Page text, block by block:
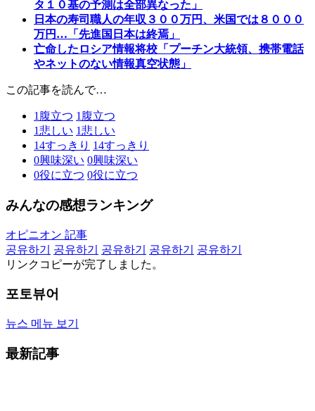
タ１０基の予測は全部異なった」
日本の寿司職人の年収３００万円、米国では８０００
万円…「先進国日本は終焉」
亡命したロシア情報将校「プーチン大統領、携帯電話
やネットのない情報真空状態」
この記事を読んで…
1 腹立つ 1 腹立つ
1悲しい 1悲しい
14すっきり 14すっきり
0興味深い 0興味深い
0役に立つ 0役に立つ
みんなの感想ランキング
オピニオン 記事
공유하기
공유하기 공유하기 공유하기
공유하기
リンクコピーが完了しました。
포토뷰어
뉴스 메뉴 보기
最新記事